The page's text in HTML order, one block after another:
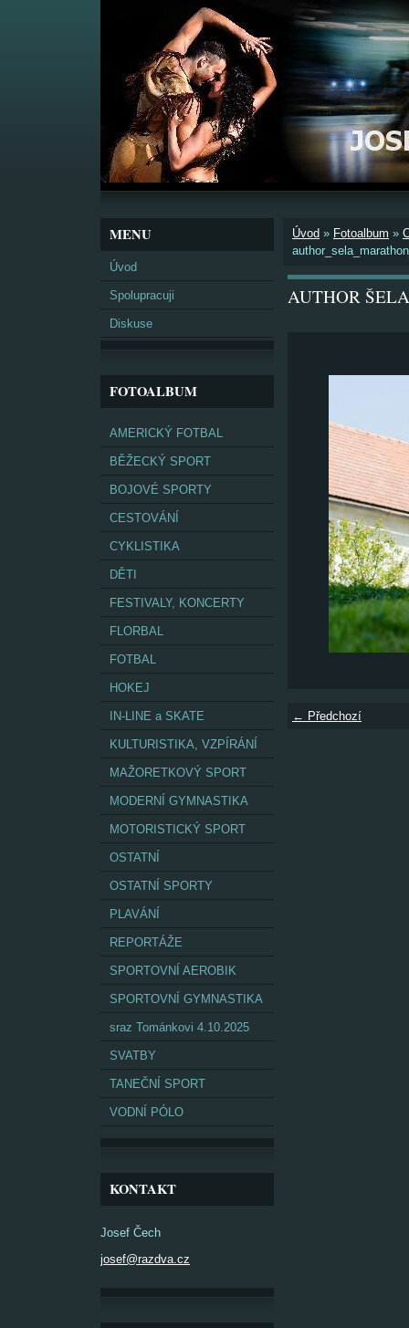
MENU
Úvod
Spolupracuji
Diskuse
FOTOALBUM
AMERICKÝ FOTBAL
BĚŽECKÝ SPORT
BOJOVÉ SPORTY
CESTOVÁNÍ
CYKLISTIKA
DĚTI
FESTIVALY, KONCERTY
FLORBAL
FOTBAL
HOKEJ
IN-LINE a SKATE
KULTURISTIKA, VZPÍRÁNÍ
MAŽORETKOVÝ SPORT
MODERNÍ GYMNASTIKA
MOTORISTICKÝ SPORT
OSTATNÍ
OSTATNÍ SPORTY
PLAVÁNÍ
REPORTÁŽE
SPORTOVNÍ AEROBIK
SPORTOVNÍ GYMNASTIKA
sraz Tománkovi 4.10.2025
SVATBY
TANEČNÍ SPORT
VODNÍ PÓLO
KONTAKT
Josef Čech
josef@razdva.cz
Úvod » Fotoalbum »
AUTHOR
← Předchozí